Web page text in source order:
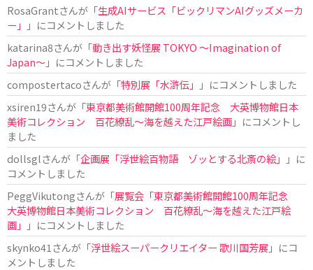
RosaGrantさんが「生成AIサービス「ビックリマンAIグッズメーカ
ー」
」にコメントしました
katarina8さんが「動き出す妖怪展 TOKYO 〜Imagination of
Japan〜」にコメントしました
compostertacoさんが「特別展「水滸伝」
」にコメントしました
xsiren19さんが「東京都美術館開館100周年記念 大英博物館日本
美術コレクション 百花繚乱～海を越えた江戸絵画」にコメントし
ました
dollsglさんが「企画展「浮世絵百物語 ゾッとする北斎の絵」
」に
コメントしました
PeggVikutongさんが「展覧会「東京都美術館開館100周年記念
大英博物館日本美術コレクション 百花繚乱〜海を越えた江戸絵
画」
」にコメントしました
skynko41 さんが「浮世絵スーパークリエイター 歌川国芳展 」にコ
メントしました